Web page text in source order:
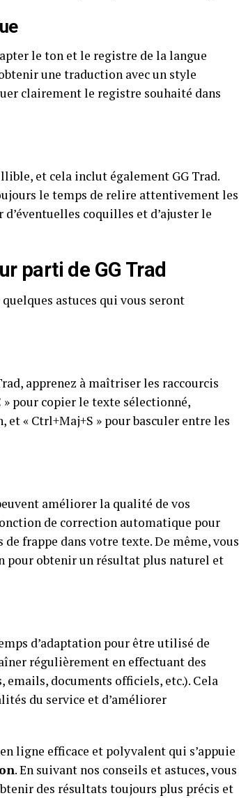
le ton et le registre de la langue
une traduction avec un style
clairement le registre souhaité dans
et cela inclut également GG Trad.
le temps de relire attentivement les
coquilles et d’ajuster le
parti de GG Trad
astuces qui vous seront
apprenez à maîtriser les raccourcis
pour copier le texte sélectionné,
« Ctrl+Maj+S » pour basculer entre les
améliorer la qualité de vos
de correction automatique pour
frappe dans votre texte. De même, vous
pour obtenir un résultat plus naturel et
d’adaptation pour être utilisé de
régulièrement en effectuant des
documents officiels, etc.). Cela
du service et d’améliorer
ligne efficace et polyvalent qui s’appuie
. En suivant nos conseils et astuces, vous
des résultats toujours plus précis et